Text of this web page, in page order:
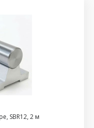
SBR12, 2 м